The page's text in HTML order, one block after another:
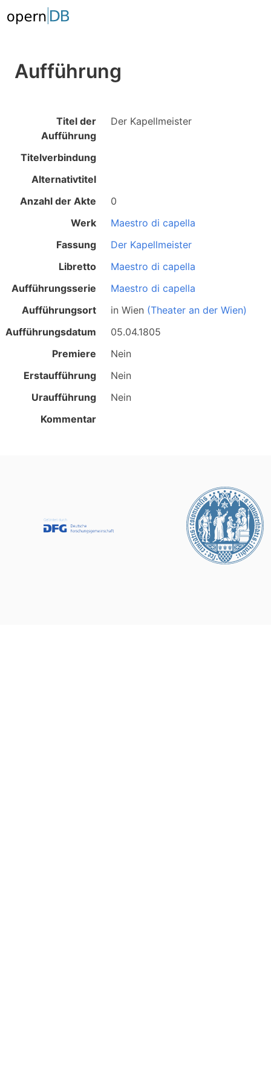
Aufführung
Titel der
Aufführung
Der Kapellmeister
Titelverbindung
Alternativtitel
Anzahl der Akte
0
Werk
Maestro di capella
Fassung
Der Kapellmeister
Libretto
Maestro di capella
Aufführungsserie
Maestro di capella
Aufführungsort
inWien (Theater an der Wien)
Aufführungsdatum
05.04.1805
Premiere
Nein
Erstaufführung
Nein
Uraufführung
Nein
Kommentar